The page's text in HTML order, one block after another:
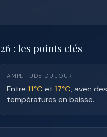
: les points clés
AMPLITUDE DU JOUR
Entre 11°C et 17°C, avec des
températures en baisse.